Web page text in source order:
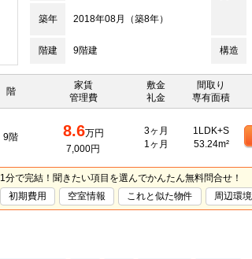
築年 2018年08月（築8年）
階建 9階建 構造
階
家賃
管理費
敷金
礼金
間取り
専有面積
9階 8.6万円
7,000円
3ヶ月
1ヶ月
1LDK+S
53.24m²
1分で完結！聞きたい項目を選んでかんたん無料問合せ！
初期費用
空室情報 これと似た物件 周辺環境